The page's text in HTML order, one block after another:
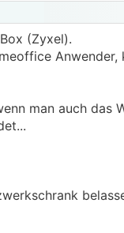
(Zyxel).
man auch das